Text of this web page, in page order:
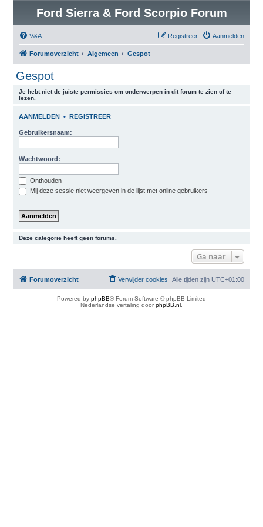
Ford Sierra & Ford Scorpio Forum
V&A Aanmelden
Registreer
Forumoverzicht Algemeen Gespot
Gespot
Je hebt niet de juiste permissies om onderwerpen in dit forum te zien of te
lezen.
AANMELDEN • REGISTREER
Gebruikersnaam:
Wachtwoord:
Onthouden
Mij deze sessie niet weergeven in de lijst met online gebruikers
Deze categorie heeft geen forums.
Ga naar
Forumoverzicht Alle tijden zijn UTC+01:00
Verwijder cookies
Powered by phpBB® Forum Software © phpBB Limited
Nederlandse vertaling doorphpBB.nl